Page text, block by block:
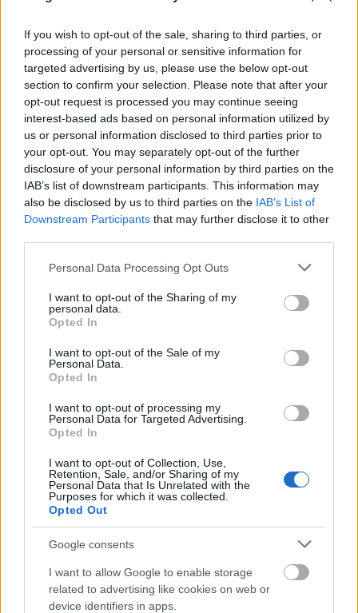
If you wish to opt-out of the sale, sharing to third parties, or
processing of your personal or sensitive information for
targeted advertising by us, please use the below opt-out
section to confirm your selection. Please note that after your
opt-out request is processed you may continue seeing
interest-based ads based on personal information utilized by
us or personal information disclosed to third parties prior to
your opt-out. You may separately opt-out of the further
disclosure of your personal information by third parties on the
IAB’s list of downstream participants. This information may
also be disclosed by us to third parties on the IAB’s List of
Downstream Participants that may further disclose it to other
Please note that this website/app uses one or more Google
not limited to your visit or usage behaviour. You may click to
grant or deny consent to Google and its third-party tags to
use your data for below specified purposes in below Google
consent section.
Personal Data Processing Opt Outs
I want to opt-out of the Sharing of my
personal data.
Opted In
I want to opt-out of the Sale of my
Personal Data.
Opted In
I want to opt-out of processing my
Personal Data for Targeted Advertising.
Opted In
I want to opt-out of Collection, Use,
Retention, Sale, and/or Sharing of my
Personal Data that Is Unrelated with the
Purposes for which it was collected.
Opted Out
Google consents
I want to allow Google to enable storage
related to advertising like cookies on web or
device identifiers in apps.
A hozzászóláshoz be kell lépned!
VAGY
doggfather
15 éve
ez is várós nem is kicsit.
mesko
15 éve
lenni, mindenegyes részről, ugye?..ÚGY.
chuck-d
15 éve
jobban várom, mint a mesko csöcseit.